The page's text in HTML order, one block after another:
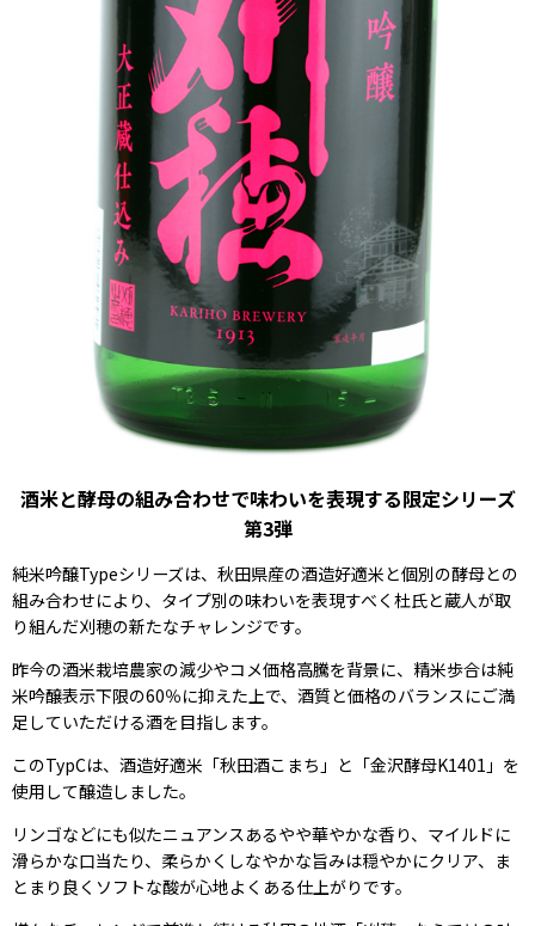
酒米と酵母の組み合わせで味わいを表現する限定シリーズ
第3弾
純米吟醸Typeシリーズは、秋田県産の酒造好適米と個別の酵母との
組み合わせにより、タイプ別の味わいを表現すべく杜氏と蔵人が取
り組んだ刈穂の新たなチャレンジです。
昨今の酒米栽培農家の減少やコメ価格高騰を背景に、精米歩合は純
米吟醸表示下限の60％に抑えた上で、酒質と価格のバランスにご満
足していただける酒を目指します。
このTypCは、酒造好適米「秋田酒こまち」と「金沢酵母K1401」を
使用して醸造しました。
リンゴなどにも似たニュアンスあるやや華やかな香り、マイルドに
滑らかな口当たり、柔らかくしなやかな旨みは穏やかにクリア、ま
とまり良くソフトな酸が心地よくある仕上がりです。